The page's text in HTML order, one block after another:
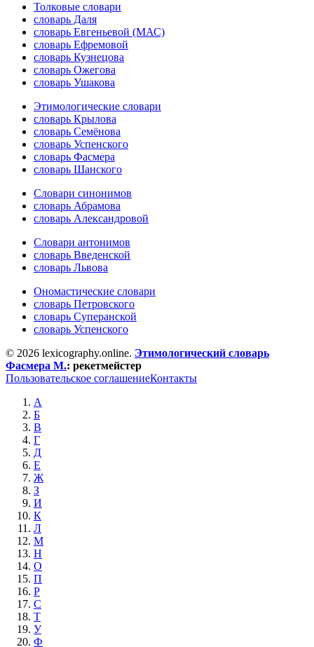
Толковые словари
словарь Даля
словарь Евгеньевой (МАС)
словарь Ефремовой
словарь Кузнецова
словарь Ожегова
словарь Ушакова
Этимологические словари
словарь Крылова
словарь Семёнова
словарь Успенского
словарь Фасмера
словарь Шанского
Словари синонимов
словарь Абрамова
словарь Александровой
Словари антонимов
словарь Введенской
словарь Львова
Ономастические словари
словарь Петровского
словарь Суперанской
словарь Успенского
© 2026 lexicography.online. Этимологический словарь
Фасмера М.: рекетмейстер
Пользовательское соглашениеКонтакты
А
Б
В
Г
Д
Е
Ж
З
И
К
Л
М
Н
О
П
Р
С
Т
У
Ф